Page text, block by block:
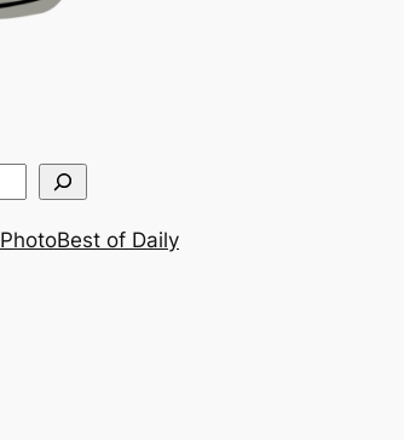
PhotoBest of Daily